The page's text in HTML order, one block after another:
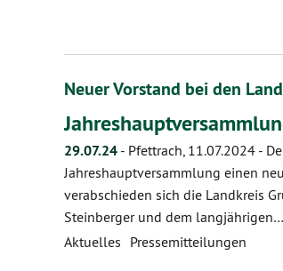
Neuer Vorstand bei den
29.07.24 - Pfettrach, 11.07.2024 -
Jahreshauptversammlung einen
verabschieden sich die Landkreis
Steinberger und dem langjährigen…
Aktuelles Pressemitteilungen